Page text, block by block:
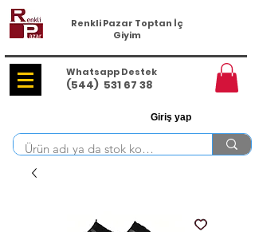
Renkli Pazar Toptan İç
Giyim
Whatsapp Destek
(544) 531 67 38
Giriş yap